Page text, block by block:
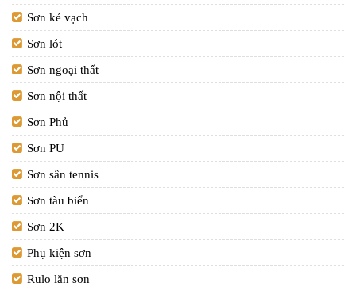
Sơn kẻ vạch
Sơn lót
Sơn ngoại thất
Sơn nội thất
Sơn Phủ
Sơn PU
Sơn sân tennis
Sơn tàu biển
Sơn 2K
Phụ kiện sơn
Rulo lăn sơn